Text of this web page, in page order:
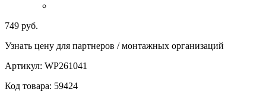
749 руб.
Узнать цену для партнеров / монтажных организаций
Артикул: WP261041
Код товара: 59424